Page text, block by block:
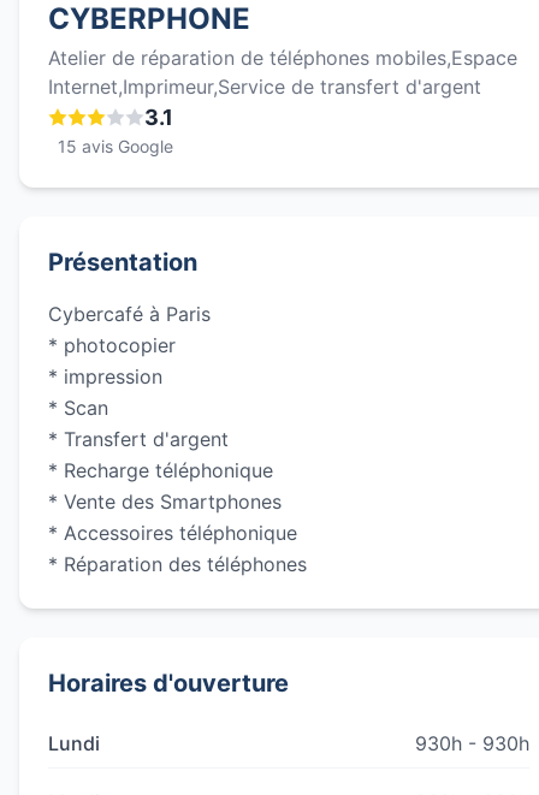
CYBERPHONE
Atelier de réparation de téléphones mobiles,Espace
Internet,Imprimeur,Service de transfert d'argent
3.1
15 avis Google
Présentation
Cybercafé à Paris
* photocopier
* impression
* Scan
* Transfert d'argent
* Recharge téléphonique
* Vente des Smartphones
* Accessoires téléphonique
* Réparation des téléphones
Horaires d'ouverture
Lundi 930h - 930h